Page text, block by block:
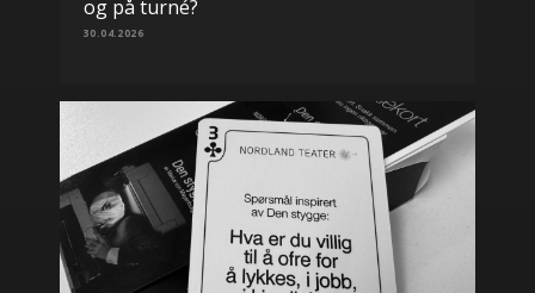
og på turné?
30.04.2026